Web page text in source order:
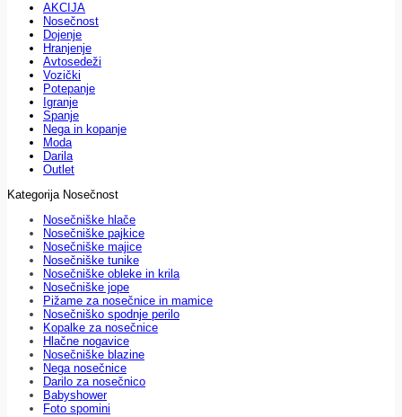
AKCIJA
Nosečnost
Dojenje
Hranjenje
Avtosedeži
Vozički
Potepanje
Igranje
Spanje
Nega in kopanje
Moda
Darila
Outlet
Kategorija Nosečnost
Nosečniške hlače
Nosečniške pajkice
Nosečniške majice
Nosečniške tunike
Nosečniške obleke in krila
Nosečniške jope
Pižame za nosečnice in mamice
Nosečniško spodnje perilo
Kopalke za nosečnice
Hlačne nogavice
Nosečniške blazine
Nega nosečnice
Darilo za nosečnico
Babyshower
Foto spomini